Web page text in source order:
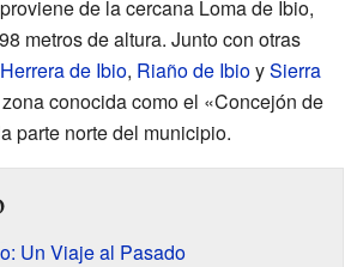
de la cercana Loma de Ibio,
metros de altura. Junto con otras
Herrera de Ibio, Riaño de IbioySierra
conocida como el «Concejón de
parte norte del municipio.
Un Viaje al Pasado